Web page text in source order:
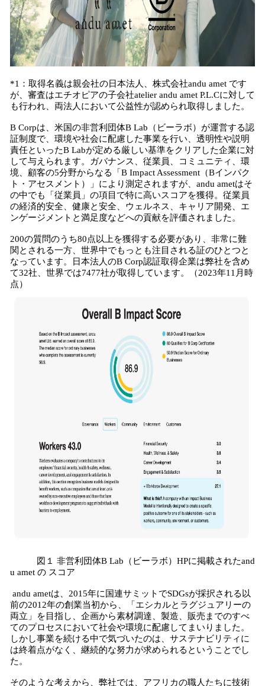
*1：取得名義は親会社の日本法人、株式会社andu amet です
が、審査はエチオピアの子会社atelier andu amet P.L.Cに対して
も行われ、両法人において公益性が認められ取得しました。
B Corpは、米国の非営利団体B Lab（ビーラボ）が運営する認
証制度で、環境や社会に配慮した事業を行い、透明性や説明
責任といったB Labが定める厳しい基準をクリアした企業に対
して与えられます。ガバナンス、従業員、コミュニティ、環
境、顧客の5分野からなる「B Impact Assessment（Bインパク
ト・アセスメント）」により測定されますが、andu ametはそ
の中でも「従業員」の項目で特に高いスコアを獲得。従業員
の経済的安全、健康と安全、ウェルネス、キャリア開発、エ
ンゲージメントと満足度などへの貢献を評価されました。
200の質問のうち80点以上を獲得する必要があり、非常に難
関とされる一方、世界中でもっとも注目される証のひとつと
なっています。日本法人のB Corp認証取得企業は弊社を含め
て32社、世界では7477社が取得しています。（2023年11月時
点）
図１ 非営利団体B Lab（ビーラボ）HPに掲載されたand
u amet の スコア
andu ametは、2015年に国連サミットでSDGsが採択される以
前の2012年の創業当初から、「エシカルとラグジュアリーの
両立」を目指し、企画から素材調達、製造、販売までのすべ
てのプロセスにおいて社会や環境に配慮してまいりました。
しかし事業を続ける中で気づいたのは、サステナビリティに
は終着点がなく、継続的な努力が求められるということでし
た。
そのような考えから、弊社では、アフリカの職人たちに技術